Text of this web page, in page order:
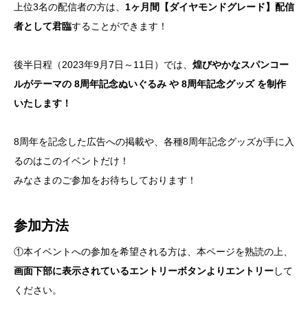
上位3名の配信者の方は、 1ヶ月間【ダイヤモンドグレード】配信
者として君臨することができます！
後半日程（2023年9月7日～11日）では、 煌びやかなスパンコー
ルがテーマの 8周年記念ぬいぐるみ や 8周年記念グッズ を制作
いたします！
8周年を記念した広告への掲載や、各種8周年記念グッズが手に入
るのはこのイベントだけ！
みなさまのご参加をお待ちしております！
参加方法
①本イベントへの参加を希望される方は、本ページを熟読の上、
画面下部に表示されているエントリーボタンよりエントリーして
ください。